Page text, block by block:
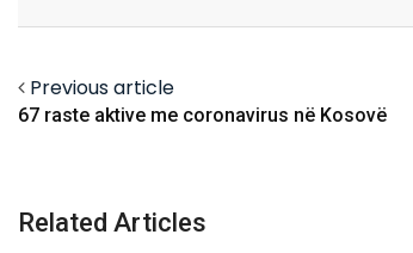
Previous article
67 raste aktive me coronavirus në Kosovë
Related Articles